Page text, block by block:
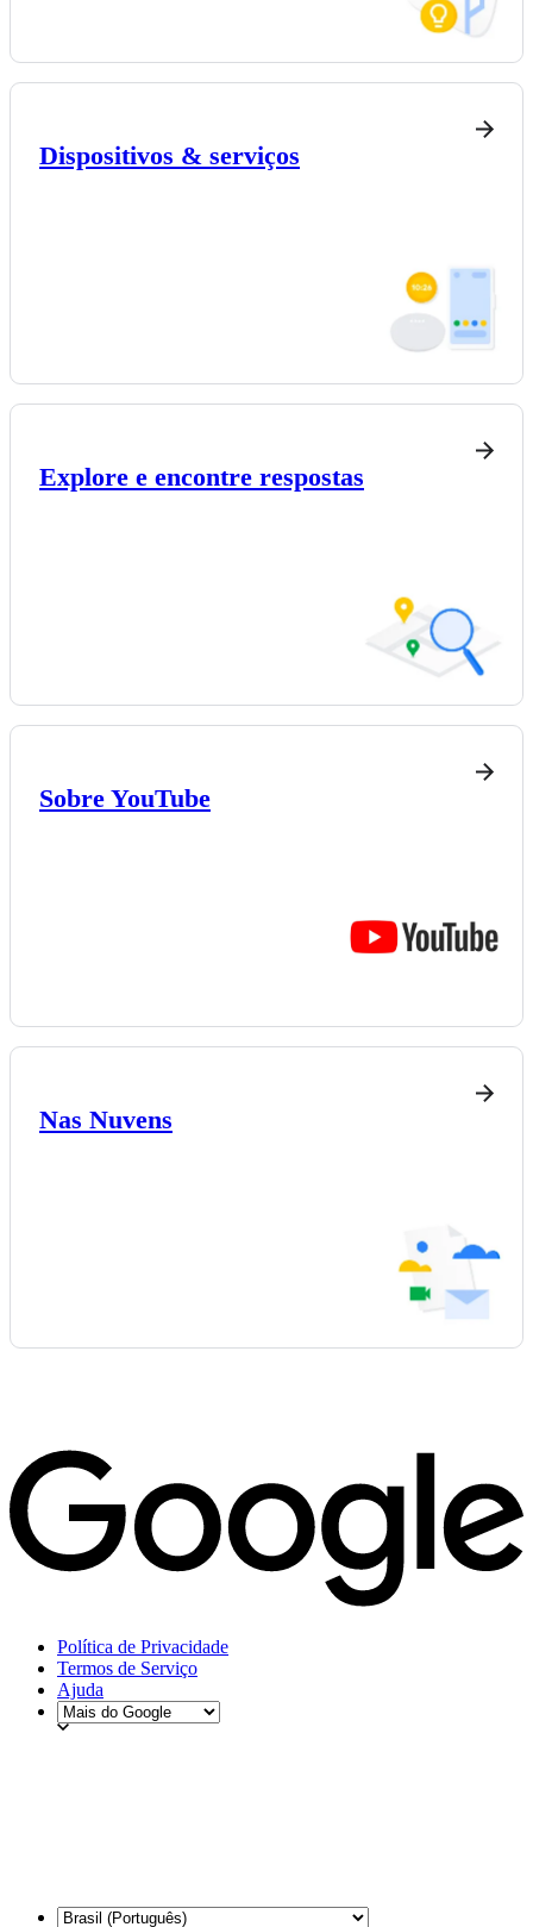
Dispositivos & serviços
Explore e encontre respostas
Sobre YouTube
Nas Nuvens
Política de Privacidade
Termos de Serviço
Ajuda